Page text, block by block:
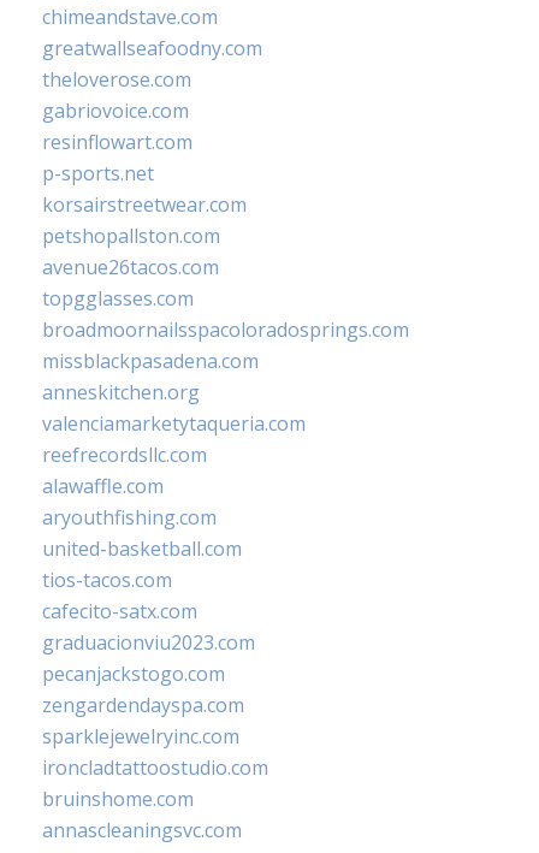
chimeandstave.com
greatwallseafoodny.com
theloverose.com
gabriovoice.com
resinflowart.com
p-sports.net
korsairstreetwear.com
petshopallston.com
avenue26tacos.com
topgglasses.com
broadmoornailsspacoloradosprings.com
missblackpasadena.com
anneskitchen.org
valenciamarketytaqueria.com
reefrecordsllc.com
alawaffle.com
aryouthfishing.com
united-basketball.com
tios-tacos.com
cafecito-satx.com
graduacionviu2023.com
pecanjackstogo.com
zengardendayspa.com
sparklejewelryinc.com
ironcladtattoostudio.com
bruinshome.com
annascleaningsvc.com